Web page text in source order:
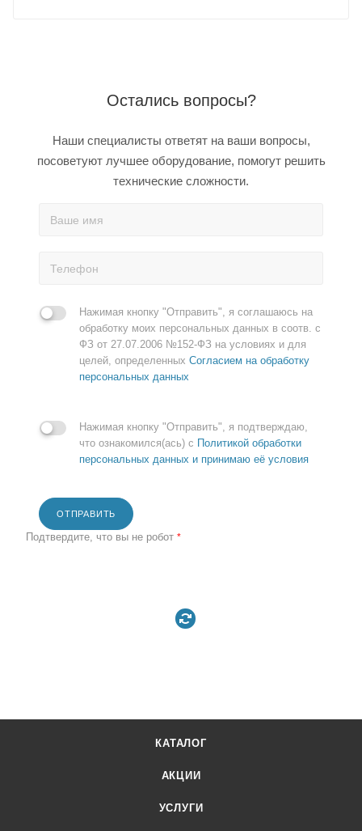
Остались вопросы?
Наши специалисты ответят на ваши вопросы,
посоветуют лучшее оборудование, помогут решить
технические сложности.
Нажимая кнопку "Отправить", я соглашаюсь на
обработку моих персональных данных в соотв. с
ФЗ от 27.07.2006 №152-ФЗ на условиях и для
целей, определенных Согласием на обработку
персональных данных
Нажимая кнопку "Отправить", я подтверждаю,
что ознакомился(ась) с Политикой обработки
персональных данных и принимаю её условия
ОТПРАВИТЬ
Подтвердите, что вы не робот *
КАТАЛОГ
АКЦИИ
УСЛУГИ